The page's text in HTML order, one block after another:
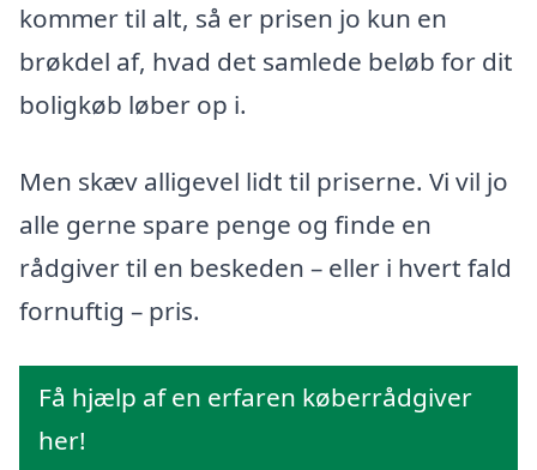
kommer til alt, så er prisen jo kun en
brøkdel af, hvad det samlede beløb for dit
boligkøb løber op i.
Men skæv alligevel lidt til priserne. Vi vil jo
alle gerne spare penge og finde en
rådgiver til en beskeden – eller i hvert fald
fornuftig – pris.
Få hjælp af en erfaren køberrådgiver
her!